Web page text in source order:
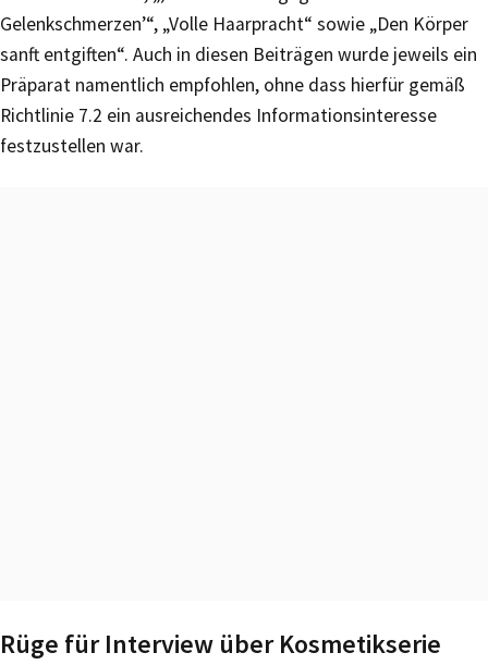
Gelenkschmerzen’“, „Volle Haarpracht“ sowie „Den Körper
sanft entgiften“. Auch in diesen Beiträgen wurde jeweils ein
Präparat namentlich empfohlen, ohne dass hierfür gemäß
Richtlinie 7.2 ein ausreichendes Informationsinteresse
festzustellen war.
Rüge für Interview über Kosmetikserie